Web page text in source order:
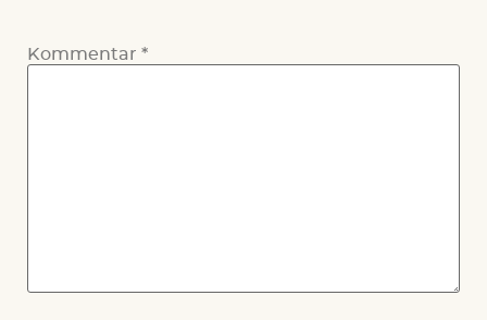
Kommentar *